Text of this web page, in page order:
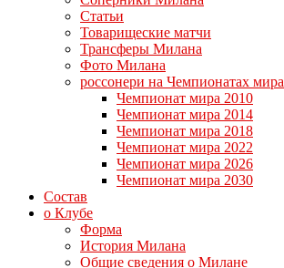
Статьи
Товарищеские матчи
Трансферы Милана
Фото Милана
россонери на Чемпионатах мира
Чемпионат мира 2010
Чемпионат мира 2014
Чемпионат мира 2018
Чемпионат мира 2022
Чемпионат мира 2026
Чемпионат мира 2030
Состав
о Клубе
Форма
История Милана
Общие сведения о Милане